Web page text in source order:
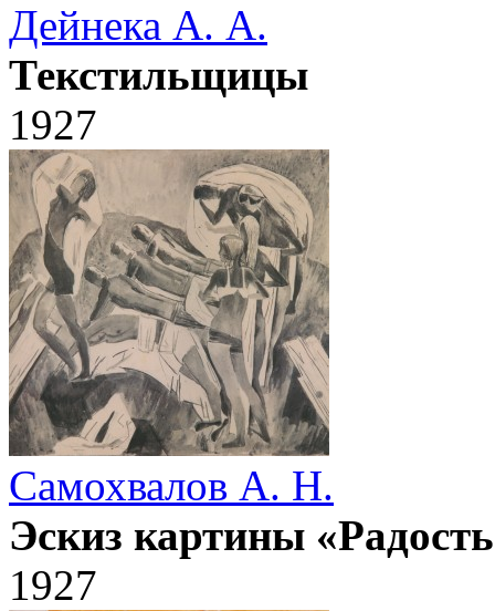
Дейнека А. А.
Текстильщицы
1927
Самохвалов А. Н.
Эскиз картины
1927